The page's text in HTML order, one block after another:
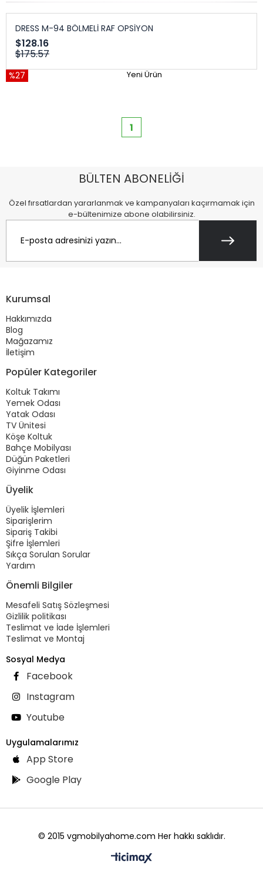
DRESS M-94 BÖLMELİ RAF OPSİYON
$128.16
$175.57
%27 Yeni Ürün
1
BÜLTEN ABONELİĞİ
Özel fırsatlardan yararlanmak ve kampanyaları kaçırmamak için
e-bültenimize abone olabilirsiniz.
Kurumsal
Hakkımızda
Blog
Mağazamız
İletişim
Popüler Kategoriler
Koltuk Takımı
Yemek Odası
Yatak Odası
TV Ünitesi
Köşe Koltuk
Bahçe Mobilyası
Düğün Paketleri
Giyinme Odası
Üyelik
Üyelik İşlemleri
Siparişlerim
Sipariş Takibi
Şifre İşlemleri
Sıkça Sorulan Sorular
Yardım
Önemli Bilgiler
Mesafeli Satış Sözleşmesi
Gizlilik politikası
Teslimat ve İade İşlemleri
Teslimat ve Montaj
Sosyal Medya
Facebook
Instagram
Youtube
Uygulamalarımız
App Store
Google Play
© 2015 vgmobilyahome.com Her hakkı saklıdır.